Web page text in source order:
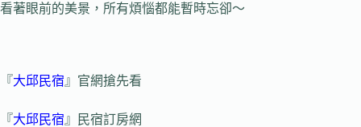
看著眼前的美景，所有煩惱都能暫時忘卻～
『大邱民宿 』官網搶先看
『大邱民宿 』民宿訂房網